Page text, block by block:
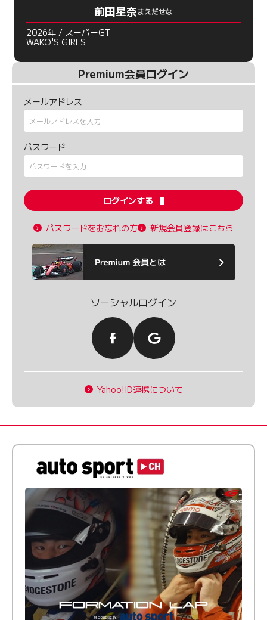
前田星奈まえだせな
2026年 / スーパーGT
WAKO'S GIRLS
Premium会員ログイン
メールアドレス
パスワード
ログインする
パスワードをお忘れの方 新規会員登録はこちら
ソーシャルログイン
Yahoo!ID連携について
倒す相手を、信じてる。小林利徠斗 × 野村勇斗
【FORMATION LAP Produced by auto sport】